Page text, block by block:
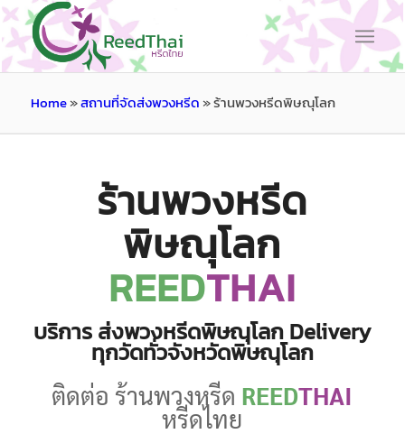
Home»สถานที่จัดส่งพวงหรีด»ร้านพวงหรีดพิษณุโลก
ร้านพวงหรีด
พิษณุโลก
REEDTHAI
บริการ ส่งพวงหรีดพิษณุโลก Delivery
ทุกวัดทั่วจังหวัดพิษณุโลก
ติดต่อ ร้านพวงหรีด REEDTHAI
หรีดไทย